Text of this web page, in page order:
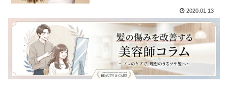
2020.01.13